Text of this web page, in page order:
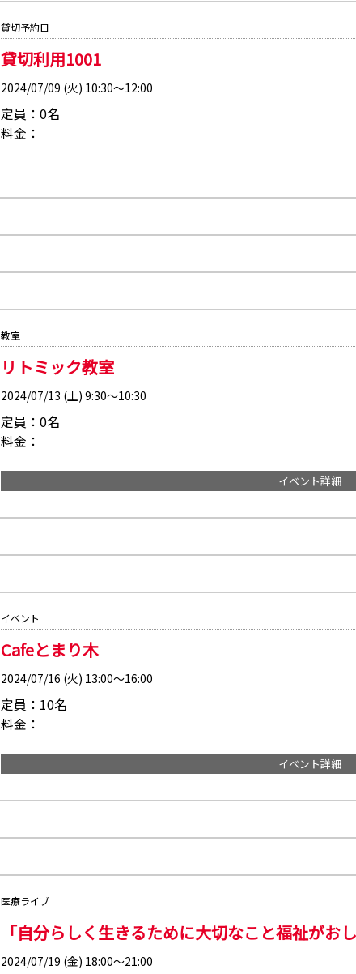
貸切予約日
貸切利用1001
2024/07/09 (火) 10:30～12:00
定員：0名
料金：
教室
リトミック教室
2024/07/13 (土) 9:30～10:30
定員：0名
料金：
イベント詳細
イベント
Cafeとまり木
2024/07/16 (火) 13:00～16:00
定員：10名
料金：
イベント詳細
医療ライブ
「自分らしく生きるために大切なこと福祉がお
2024/07/19 (金) 18:00～21:00